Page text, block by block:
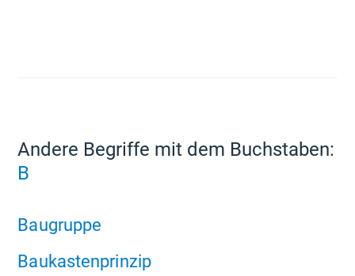
Andere Begriffe mit dem Buchstaben:
B
Baugruppe
Baukastenprinzip